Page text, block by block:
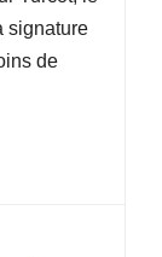
signature
de